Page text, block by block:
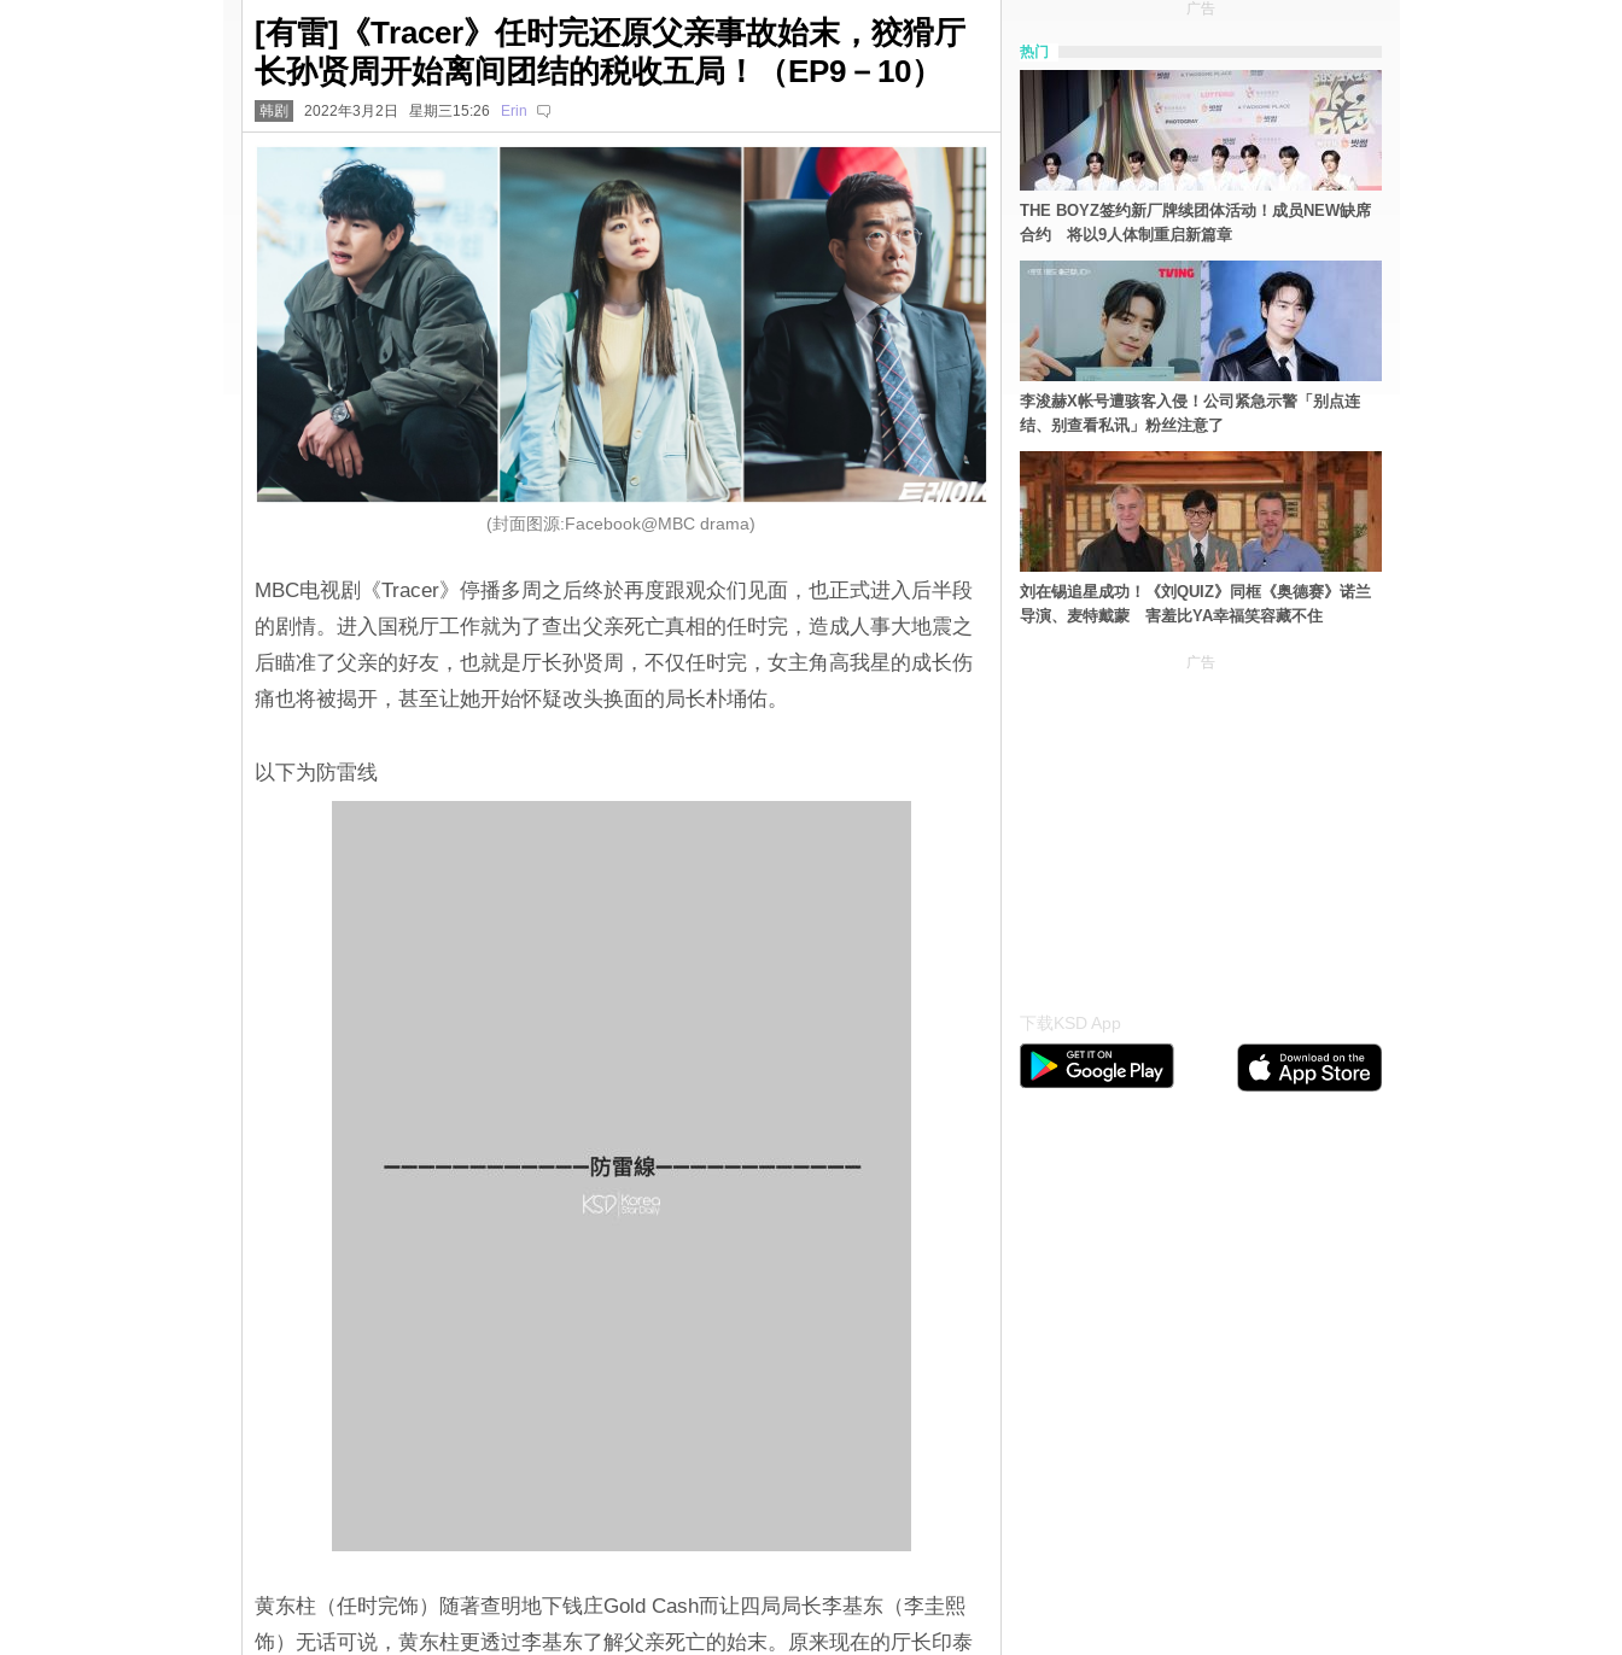
[有雷]《Tracer》任时完还原父亲事故始末，狡猾厅
长孙贤周开始离间团结的税收五局！（EP9－10）
韩剧 2022年3月2日 星期三15:26 Erin
(封面图源:Facebook@MBC drama)
MBC电视剧《Tracer》停播多周之后终於再度跟观众们见面，也正式进入后半段
的剧情。进入国税厅工作就为了查出父亲死亡真相的任时完，造成人事大地震之
后瞄准了父亲的好友，也就是厅长孙贤周，不仅任时完，女主角高我星的成长伤
痛也将被揭开，甚至让她开始怀疑改头换面的局长朴埇佑。
以下为防雷线
黄东柱（任时完饰）随著查明地下钱庄Gold Cash而让四局局长李基东（李圭熙
饰）无话可说，黄东柱更透过李基东了解父亲死亡的始末。原来现在的厅长印泰
广告
热门
THE BOYZ签约新厂牌续团体活动！成员NEW缺席
合约 将以9人体制重启新篇章
李浚赫X帐号遭骇客入侵！公司紧急示警「别点连
结、别查看私讯」粉丝注意了
刘在锡追星成功！《刘QUIZ》同框《奥德赛》诺兰
导演、麦特戴蒙 害羞比YA幸福笑容藏不住
广告
下载KSD App